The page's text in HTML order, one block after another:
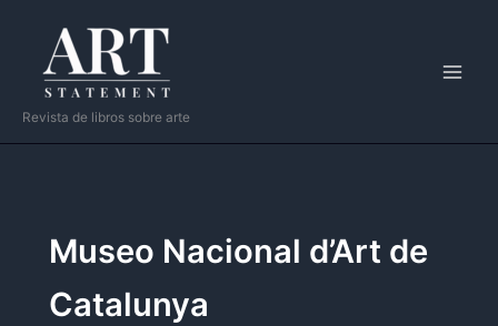
contenido
Revista de libros sobre arte
Museo Nacional d’Art de
Catalunya